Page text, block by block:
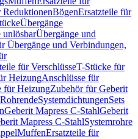
ReduktionenBögenErsatzteile für
Übergänge
unlösbarÜbergänge und
Übergänge und Verbindungen,
für VerschlüsseT-Stücke für
HeizungAnschlüsse für
für HeizungZubehör für Geberit
SystemdichtungenSets
Geberit Mapress C-StahlGeberit
Mapress C-StahlSystemrohre
MuffenErsatzteile für